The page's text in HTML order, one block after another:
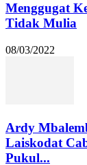
Menggugat
Tidak Mulia
08/03/2022
Ardy
Laiskodat
Pukul...